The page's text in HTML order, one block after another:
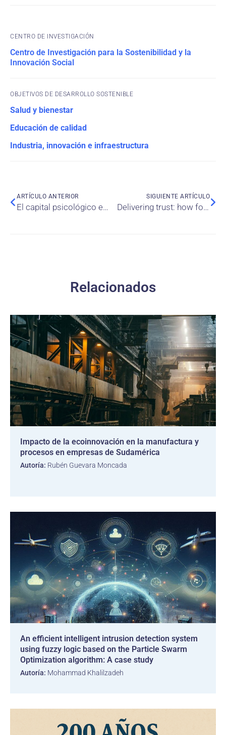
CENTRO DE INVESTIGACIÓN
Centro de Investigación para la Sostenibilidad y la
Innovación Social
OBJETIVOS DE DESARROLLO SOSTENIBLE
Salud y bienestar
Educación de calidad
Industria, innovación e infraestructura
ARTÍCULO ANTERIOR
El capital psicológico es un factor clave en el manejo del agotamiento (burnout) y de la continuidad laboral entre los profesionales del sector salud
SIGUIENTE ARTÍCULO
Delivering trust: how food safety performance drives loyalty across the online ordering journey
Relacionados
Impacto de la ecoinnovación en la manufactura y
procesos en empresas de Sudamérica
Autoría: Rubén Guevara Moncada
An efficient intelligent intrusion detection system
using fuzzy logic based on the Particle Swarm
Optimization algorithm: A case study
Autoría: Mohammad Khalilzadeh